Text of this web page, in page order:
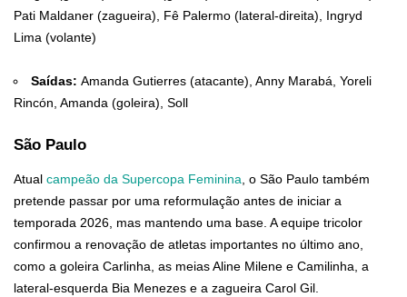
Pati Maldaner (zagueira), Fê Palermo (lateral-direita), Ingryd
Lima (volante)
Saídas:Amanda Gutierres (atacante), Anny Marabá, Yoreli
Rincón, Amanda (goleira), Soll
São Paulo
Atual campeão da Supercopa Feminina, o São Paulo também
pretende passar por uma reformulação antes de iniciar a
temporada 2026, mas mantendo uma base. A equipe tricolor
confirmou a renovação de atletas importantes no último ano,
como a goleira Carlinha, as meias Aline Milene e Camilinha, a
lateral-esquerda Bia Menezes e a zagueira Carol Gil.